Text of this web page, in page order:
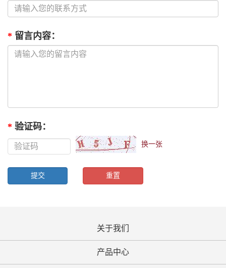
* 留言内容：
* 验证码：
换一张
关于我们
产品中心